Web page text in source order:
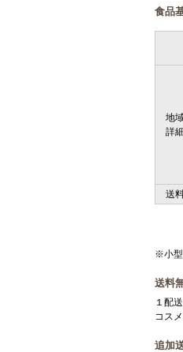
食
地
詳細
送
※小型
送料
１配
コス
追加